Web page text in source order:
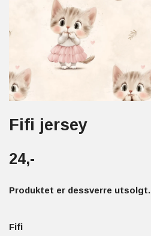
Fifi jersey
24,-
Produktet er dessverre utsolgt.
Fifi